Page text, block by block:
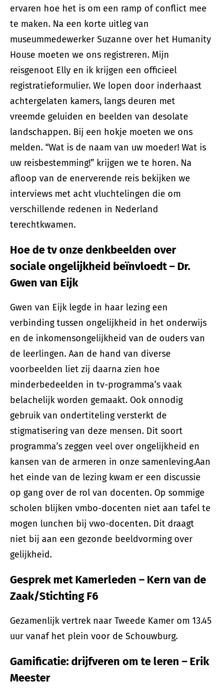
ervaren hoe het is om een ramp of conflict mee
te maken. Na een korte uitleg van
museummedewerker Suzanne over het Humanity
House moeten we ons registreren. Mijn
reisgenoot Elly en ik krijgen een officieel
registratieformulier. We lopen door inderhaast
achtergelaten kamers, langs deuren met
vreemde geluiden en beelden van desolate
landschappen. Bij een hokje moeten we ons
melden. “Wat is de naam van uw moeder! Wat is
uw reisbestemming!” krijgen we te horen. Na
afloop van de enerverende reis bekijken we
interviews met acht vluchtelingen die om
verschillende redenen in Nederland
terechtkwamen.
Hoe de tv onze denkbeelden over
sociale ongelijkheid beïnvloedt – Dr.
Gwen van Eijk
Gwen van Eijk legde in haar lezing een
verbinding tussen ongelijkheid in het onderwijs
en de inkomensongelijkheid van de ouders van
de leerlingen. Aan de hand van diverse
voorbeelden liet zij daarna zien hoe
minderbedeelden in tv-programma’s vaak
belachelijk worden gemaakt. Ook onnodig
gebruik van ondertiteling versterkt de
stigmatisering van deze mensen. Dit soort
programma’s zeggen veel over ongelijkheid en
kansen van de armeren in onze samenleving.Aan
het einde van de lezing kwam er een discussie
op gang over de rol van docenten. Op sommige
scholen blijken vmbo-docenten niet aan tafel te
mogen lunchen bij vwo-docenten. Dit draagt
niet bij aan een gezonde beeldvorming over
gelijkheid.
Gesprek met Kamerleden – Kern van de
Zaak/Stichting F6
Gezamenlijk vertrek naar Tweede Kamer om 13.45
uur vanaf het plein voor de Schouwburg.
Gamificatie: drijfveren om te leren – Erik
Meester